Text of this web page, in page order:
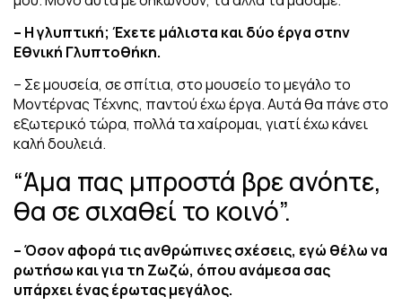
– Η γλυπτική; Έχετε μάλιστα και δύο έργα στην
Εθνική Γλυπτοθήκη.
– Σε μουσεία, σε σπίτια, στο μουσείο το μεγάλο το
Μοντέρνας Τέχνης, παντού έχω έργα. Αυτά θα πάνε στο
εξωτερικό τώρα, πολλά τα χαίρομαι, γιατί έχω κάνει
καλή δουλειά.
“Άμα πας μπροστά βρε ανόητε,
θα σε σιχαθεί το κοινό”.
– Όσον αφορά τις ανθρώπινες σχέσεις, εγώ θέλω να
ρωτήσω και για τη Ζωζώ, όπου ανάμεσα σας
υπάρχει ένας έρωτας μεγάλος.